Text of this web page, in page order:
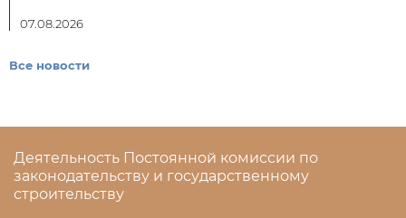
07.08.2026
Все новости
Деятельность Постоянной комиссии по
законодательству и государственному
строительству